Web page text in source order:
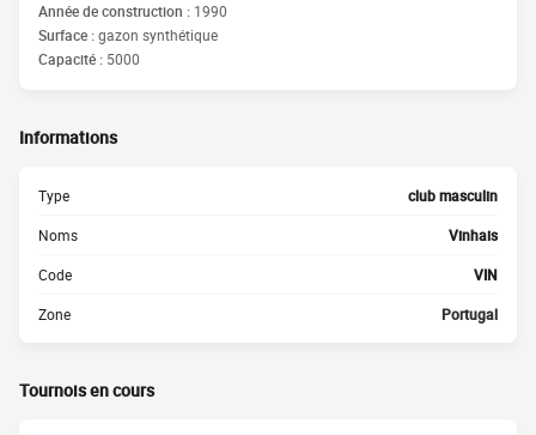
Année de construction : 1990
Surface :gazon synthétique
Capacité : 5000
Informations
Type club masculin
Noms Vinhais
Code VIN
Zone Portugal
Tournois en cours